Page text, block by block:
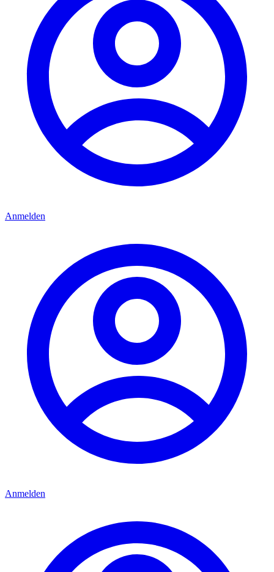
Anmelden
Anmelden